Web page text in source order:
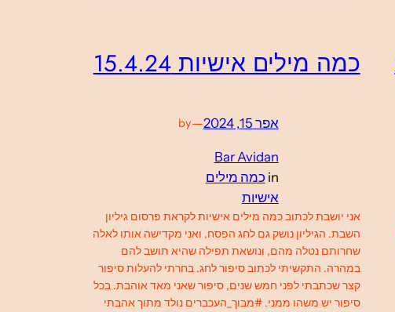
כמה מילים אישיות 15.4.24
אפר 15, 2024 —
by
Bar Avidan
in כמה מילים
אישיות
אני יושבת לכתוב כמה מילים אישיות לקראת פרסום גיליון
השבת. הגיליון נושק גם לחג הפסח, ואני מקדישה אותו לאלה
שחרותם נטלה מהם, ונושאת תפילה שהיא תושב להם
במהרה. התקשיתי לכתוב סיפור לחג. בחרתי להעלות סיפור
קצר שכתבתי לפני חמש שנים, סיפור שאני מאד אוהבת. בכל
סיפור יש משהו ממני. #מבוך_העכברים נולד מתוך אהבתי